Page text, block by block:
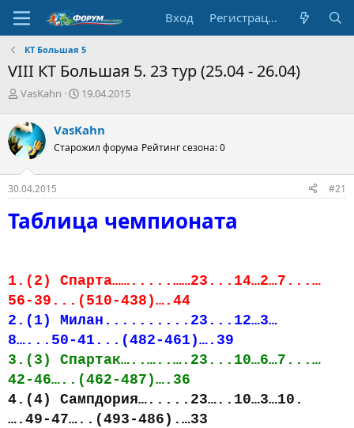
Вход Регистрация
КТ Большая 5
VIII КТ Большая 5. 23 тур (25.04 - 26.04)
А
т
о
р
е
м
VasKahn
Д
а
н
ч
а
19.04.2015
VasKahn
Старожил форума Рейтинг сезона: 0
30.04.2015 #21
Таблица чемпионата
1.(2) Спарта…….....……23...14…2…7...…
56-39...(510-438)….44
2.(1) Милан..........23...12…3…
8…...50-41...(482-461)….39
3.(3) Спартак…..…..….23...10…6…7...…
42-46…..(462-487)….36
4.(4) Сампдория….....23…..10…3…10.
….49-47…..(493-486).…33